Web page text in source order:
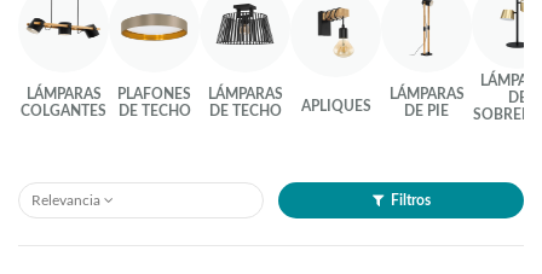
LÁMPARAS
COLGANTES
PLAFONES
DE TECHO
LÁMPARAS
DE TECHO
APLIQUES
LÁMPARAS
DE PIE
DE
Relevancia Filtros